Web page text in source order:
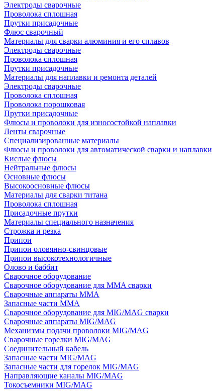
Электроды сварочные
Проволока сплошная
Прутки присадочные
Флюс сварочный
Материалы для сварки алюминия и его сплавов
Электроды сварочные
Проволока сплошная
Прутки присадочные
Материалы для наплавки и ремонта деталей
Электроды сварочные
Проволока сплошная
Проволока порошковая
Прутки присадочные
Флюсы и проволоки для износостойкой наплавки
Ленты сварочные
Специализированные материалы
Флюсы и проволоки для автоматической сварки и наплавки
Кислые флюсы
Нейтральные флюсы
Основные флюсы
Высокоосновные флюсы
Материалы для сварки титана
Проволока сплошная
Присадочные прутки
Материалы специального назначения
Строжка и резка
Припои
Припои оловянно-свинцовые
Припои высокотехнологичные
Олово и баббит
Сварочное оборудование
Сварочное оборудование для MMA сварки
Сварочные аппараты MMA
Запасные части MMA
Сварочное оборудование для MIG/MAG сварки
Сварочные аппараты MIG/MAG
Механизмы подачи проволоки MIG/MAG
Сварочные горелки MIG/MAG
Соединительный кабель
Запасные части MIG/MAG
Запасные части для горелок MIG/MAG
Направляющие каналы MIG/MAG
Токосъемники MIG/MAG